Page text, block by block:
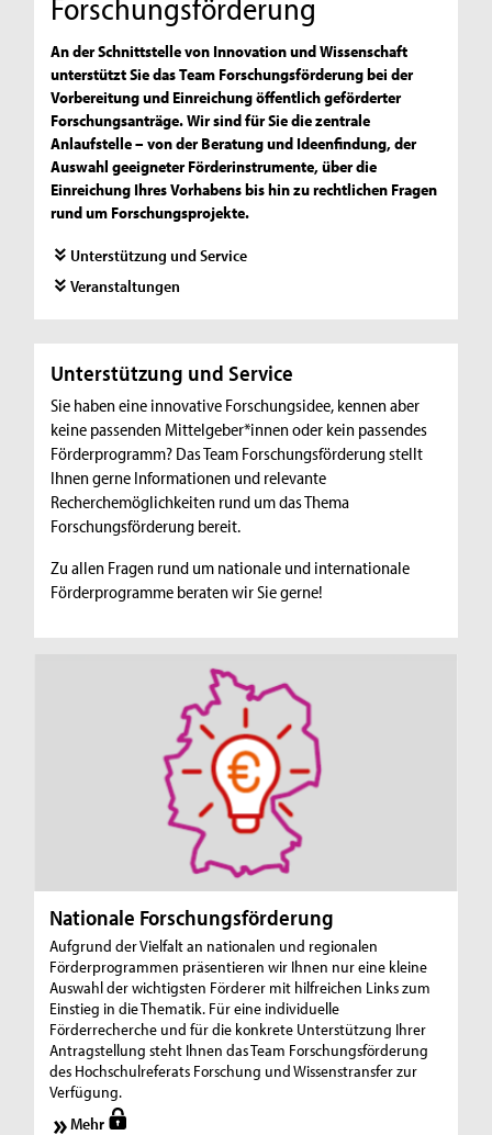
Forschungsförderung
An der Schnittstelle von Innovation und Wissenschaft
unterstützt Sie das Team Forschungsförderung bei der
Vorbereitung und Einreichung öffentlich geförderter
Forschungsanträge. Wir sind für Sie die zentrale
Anlaufstelle – von der Beratung und Ideenfindung, der
Auswahl geeigneter Förderinstrumente, über die
Einreichung Ihres Vorhabens bis hin zu rechtlichen Fragen
rund um Forschungsprojekte.
Unterstützung und Service
Veranstaltungen
Unterstützung und Service
Sie haben eine innovative Forschungsidee, kennen aber
keine passenden Mittelgeber*innen oder kein passendes
Förderprogramm? Das Team Forschungsförderung stellt
Ihnen gerne Informationen und relevante
Recherchemöglichkeiten rund um das Thema
Forschungsförderung bereit.
Zu allen Fragen rund um nationale und internationale
Förderprogramme beraten wir Sie gerne!
Nationale Forschungsförderung
Aufgrund der Vielfalt an nationalen und regionalen
Förderprogrammen präsentieren wir Ihnen nur eine kleine
Auswahl der wichtigsten Förderer mit hilfreichen Links zum
Einstieg in die Thematik. Für eine individuelle
Förderrecherche und für die konkrete Unterstützung Ihrer
Antragstellung steht Ihnen das Team Forschungsförderung
des Hochschulreferats Forschung und Wissenstransfer zur
Verfügung.
Mehr